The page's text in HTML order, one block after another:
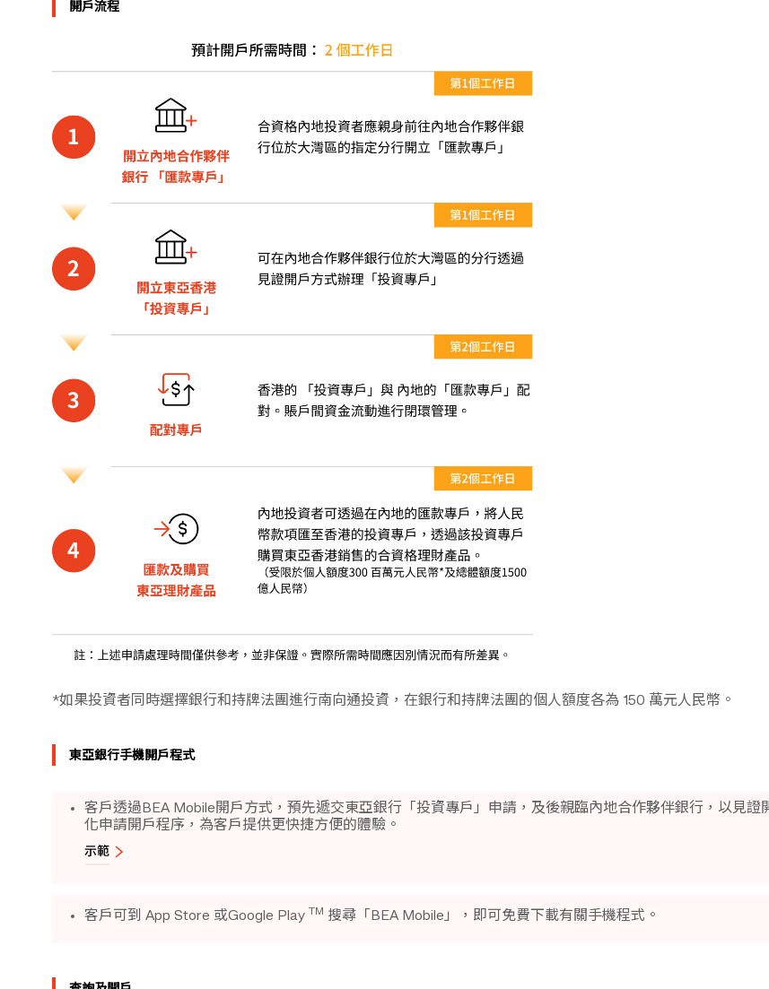
開戶流程
*如果投資者同時選擇銀行和持牌法團進行南向通投資，在銀行和持牌法團的個人額度各為 150 萬元人民幣。
東亞銀行手機開戶程式
客戶透過BEA Mobile開戶方式，預先遞交東亞銀行「投資專戶」申請，及後親臨內地合作夥伴銀行，以見
化申請開戶程序，為客戶提供更快捷方便的體驗。
客戶可到 App Store 或Google Play TM 搜尋「BEA Mobile」，即可免費下載有關手機程式。